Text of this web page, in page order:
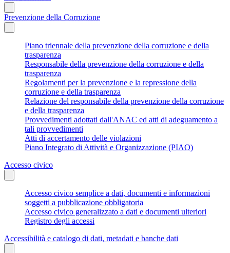
Prevenzione della Corruzione
Piano triennale della prevenzione della corruzione e della
trasparenza
Responsabile della prevenzione della corruzione e della
trasparenza
Regolamenti per la prevenzione e la repressione della
corruzione e della trasparenza
Relazione del responsabile della prevenzione della corruzione
e della trasparenza
Provvedimenti adottati dall'ANAC ed atti di adeguamento a
tali provvedimenti
Atti di accertamento delle violazioni
Piano Integrato di Attività e Organizzazione (PIAO)
Accesso civico
Accesso civico semplice a dati, documenti e informazioni
soggetti a pubblicazione obbligatoria
Accesso civico generalizzato a dati e documenti ulteriori
Registro degli accessi
Accessibilità e catalogo di dati, metadati e banche dati